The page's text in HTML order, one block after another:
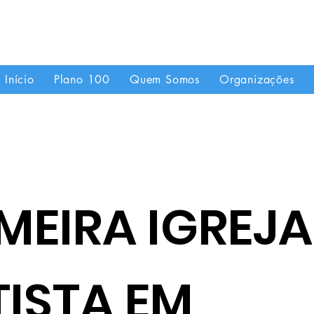
Início Plano 100 Quem Somos Organizações
IGREJA